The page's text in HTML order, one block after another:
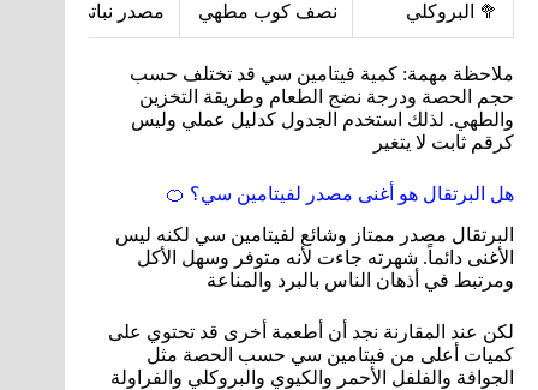
🥦 البروكلي نصف كوب مطهي مصدر نباتي جيد
ملاحظة مهمة: كمية فيتامين سي قد تختلف حسب
حجم الحصة ودرجة نضج الطعام وطريقة التخزين
والطهي. لذلك استخدم الجدول كدليل عملي وليس
كرقم ثابت لا يتغير
هل البرتقال هو أغنى مصدر لفيتامين سي؟ 🍊
البرتقال مصدر ممتاز وشائع لفيتامين سي لكنه ليس
الأغنى دائماً. شهرته جاءت لأنه متوفر وسهل الأكل
ومرتبط في أذهان الناس بالبرد والمناعة
لكن عند المقارنة نجد أن أطعمة أخرى قد تحتوي على
كميات أعلى من فيتامين سي حسب الحصة مثل
الجوافة والفلفل الأحمر والكيوي والبروكلي والفراولة